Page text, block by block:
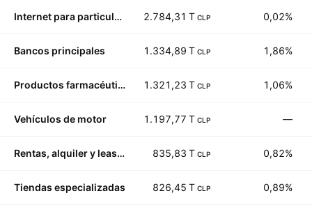
Internet para particulares 2.784,31 T CLP 0,02%
Bancos principales 1.334,89 T CLP 1,86%
Productos farmacéuticos: principales 1.321,23 T CLP 1,06%
Vehículos de motor 1.197,77 T CLP —
Rentas, alquiler y leasing 835,83 T CLP 0,82%
Tiendas especializadas 826,45 T CLP 0,89%